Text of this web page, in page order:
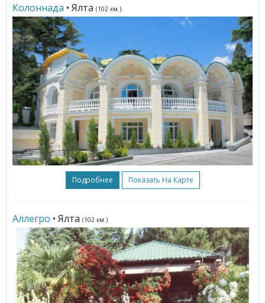
Колоннада • Ялта (102 км.)
Подробнее Показать На Карте
Аллегро • Ялта (102 км.)